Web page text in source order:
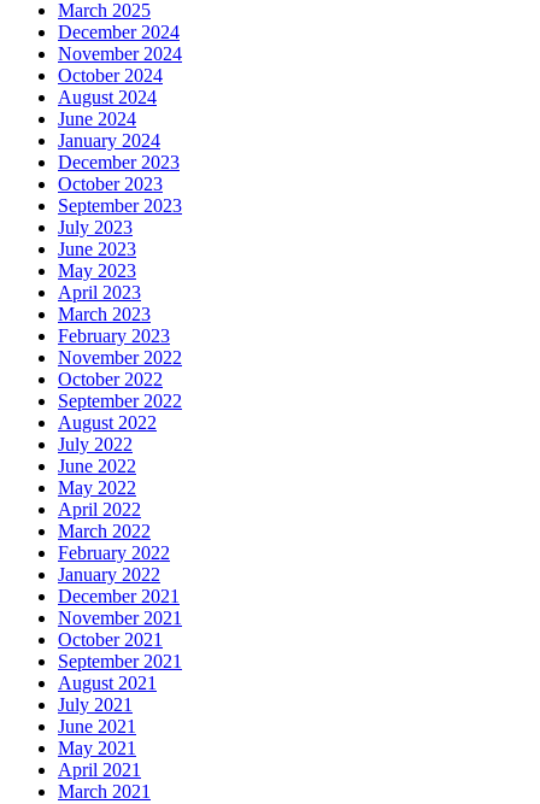
March 2025
December 2024
November 2024
October 2024
August 2024
June 2024
January 2024
December 2023
October 2023
September 2023
July 2023
June 2023
May 2023
April 2023
March 2023
February 2023
November 2022
October 2022
September 2022
August 2022
July 2022
June 2022
May 2022
April 2022
March 2022
February 2022
January 2022
December 2021
November 2021
October 2021
September 2021
August 2021
July 2021
June 2021
May 2021
April 2021
March 2021